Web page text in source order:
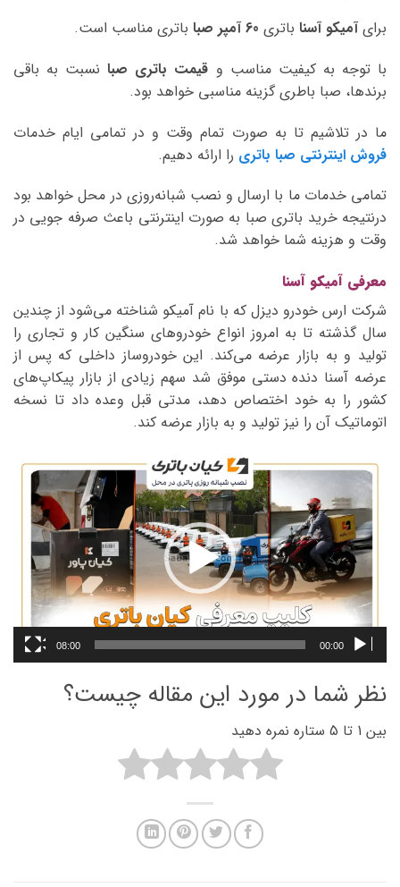
برای آمیکو آسنا باتری
باتری مناسب است.
با توجه به کیفیت مناسب و قیمت باتری صبانسبت به باقی
برندها، صبا باطری گزینه مناسبی خواهد بود.
ما در تلاشیم تا به صورت تمام وقت و در تمامی ایام خدمات
فروش اینترنتی صبا باتری را ارائه دهیم.
تمامی خدمات ما با ارسال و نصب شبانه‌روزی در محل خواهد بود
درنتیجه خرید باتری صبا به صورت اینترنتی باعث صرفه جویی در
وقت و هزینه شما خواهد شد.
معرفی آمیکو آسنا
شرکت ارس خودرو دیزل که با نام آمیکو شناخته می‌شود از چندین
سال گذشته تا به امروز انواع خودروهای سنگین کار و تجاری را
تولید و به بازار عرضه می‌کند. این خودروساز داخلی که پس از
عرضه آسنا دنده دستی موفق شد سهم زیادی از بازار پیکاپ‌های
کشور را به خود اختصاص دهد، مدتی قبل وعده داد تا نسخه
اتوماتیک آن را نیز تولید و به بازار عرضه کند.
نمایشگر
ویدیو
00:00
08:00
نظر شما در مورد این مقاله چیست؟
بین 1 تا 5 ستاره نمره دهید